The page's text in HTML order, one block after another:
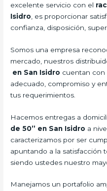
excelente servicio con el
Isidro , es proporcionar
confianza, disposición,
Somos una empresa
mercado, nuestros
en San Isidro cuentan con
adecuado, compromiso y
tus requerimientos.
Hacemos entregas a
de 50” en San Isidro a
caracterizamos por ser
apuntando a la satisfacción
siendo ustedes nuestro
Manejamos un portafolio